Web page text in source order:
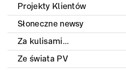
Projekty Klientów
Słoneczne newsy
Za kulisami...
Ze świata PV